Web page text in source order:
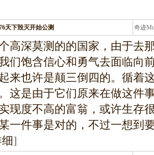
天下毁灭开始公测 奇迹
条
高深莫测的的国家，由于去
们饱含信心和勇气去面临向
来也许是颠三倒四的。循着
这是由于它们原来在做这件
现度不高的富翁，或许生存
一件事是对的，不过一想到
]